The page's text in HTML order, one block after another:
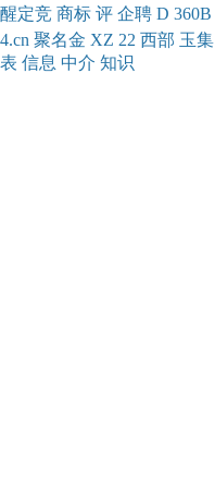
醒定竞 商标 评 企聘 D 360B
4.cn 聚名金 XZ 22 西部 玉集
表 信息 中介 知识